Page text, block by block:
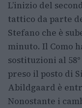
L’inizio del
tattico da parte
Stefano che è
minuto. Il Como
sostituzioni al
preso il posto di
Abildgaard è
Nonostante i